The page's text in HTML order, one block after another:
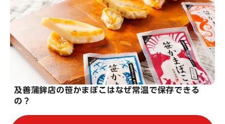
及善蒲鉾店の笹かまぼこはなぜ常温で保存できる
の？